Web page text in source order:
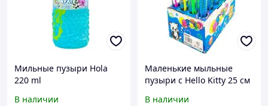
Мильные пузыри Hola
220 ml
В наличии
Маленькие мыльные
пузыри с Hello Kitty 25 см
В наличии